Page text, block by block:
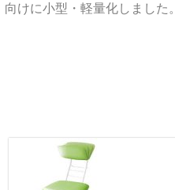
向けに小型・軽量化しました。